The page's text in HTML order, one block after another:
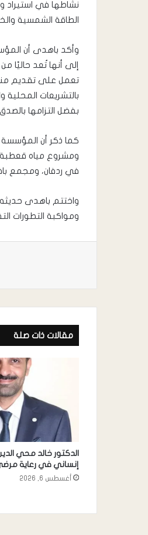
نشاطها في استيراد
الطاقة الشمسية
وأكد باهدى أن
إلى أنها تُعد
تعمل على تقديم
بفضل التزامها
كما ذكر أن
ومشروع مياه
في ردفان، ومجمع
واختتم باهدى
ومواكبة التطورات
مقالات ذات صلة
الدكتور خالد محي
إنساني في رعاية
أغسطس 6, 2026